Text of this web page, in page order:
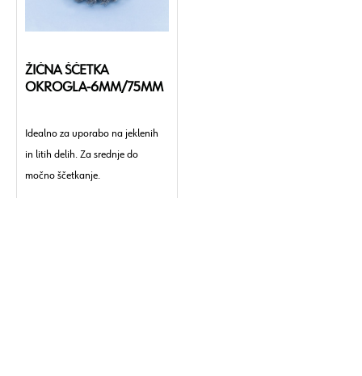
ŽIČNA ŠČETKA
OKROGLA-6MM/75MM
Idealno za uporabo na jeklenih
in litih delih. Za srednje do
močno ščetkanje.